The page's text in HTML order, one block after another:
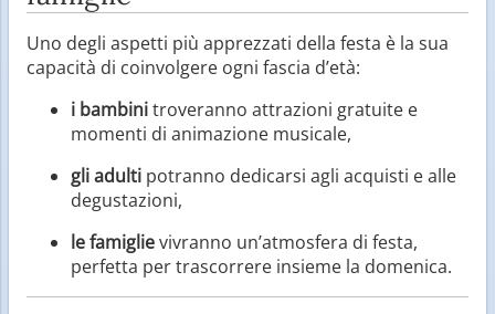
Uno degli aspetti più apprezzati della festa è la sua
capacità di coinvolgere ogni fascia d’età:
i bambinitroveranno attrazioni gratuite e
momenti di animazione musicale,
gli adulti potranno dedicarsi agli acquisti e alle
degustazioni,
le famiglievivranno un’atmosfera di festa,
perfetta per trascorrere insieme la domenica.